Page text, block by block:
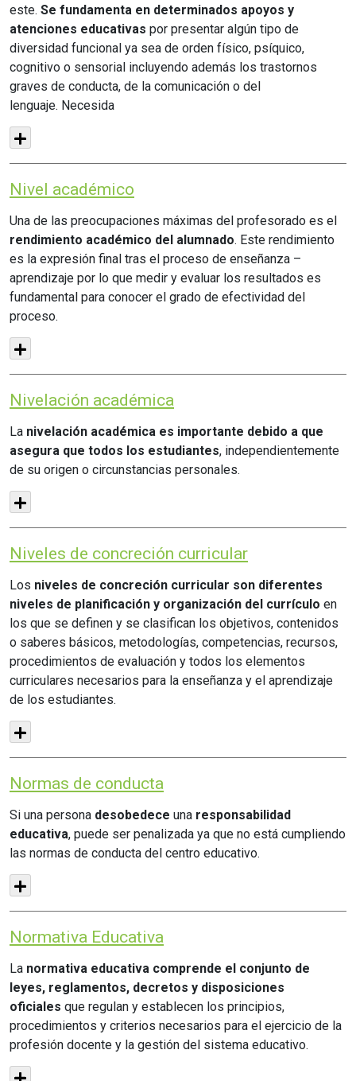
este. Se fundamenta en determinados apoyos y
atenciones educativas por presentar algún tipo de
diversidad funcional ya sea de orden físico, psíquico,
cognitivo o sensorial incluyendo además los trastornos
graves de conducta, de la comunicación o del
lenguaje. Necesida
Nivel académico
Una de las preocupaciones máximas del profesorado es el
rendimiento académico del alumnado. Este rendimiento
es la expresión final tras el proceso de enseñanza –
aprendizaje por lo que medir y evaluar los resultados es
fundamental para conocer el grado de efectividad del
proceso.
Nivelación académica
La nivelación académica es importante debido a que
asegura que todos los estudiantes, independientemente
de su origen o circunstancias personales.
Niveles de concreción curricular
Los niveles de concreción curricular son diferentes
niveles de planificación y organización del currículo en
los que se definen y se clasifican los objetivos, contenidos
o saberes básicos, metodologías, competencias, recursos,
procedimientos de evaluación y todos los elementos
curriculares necesarios para la enseñanza y el aprendizaje
de los estudiantes.
Normas de conducta
Si una persona desobedece una responsabilidad
educativa, puede ser penalizada ya que no está cumpliendo
las normas de conducta del centro educativo.
Normativa Educativa
La normativa educativa comprende el conjunto de
leyes, reglamentos, decretos y disposiciones
oficiales que regulan y establecen los principios,
procedimientos y criterios necesarios para el ejercicio de la
profesión docente y la gestión del sistema educativo.